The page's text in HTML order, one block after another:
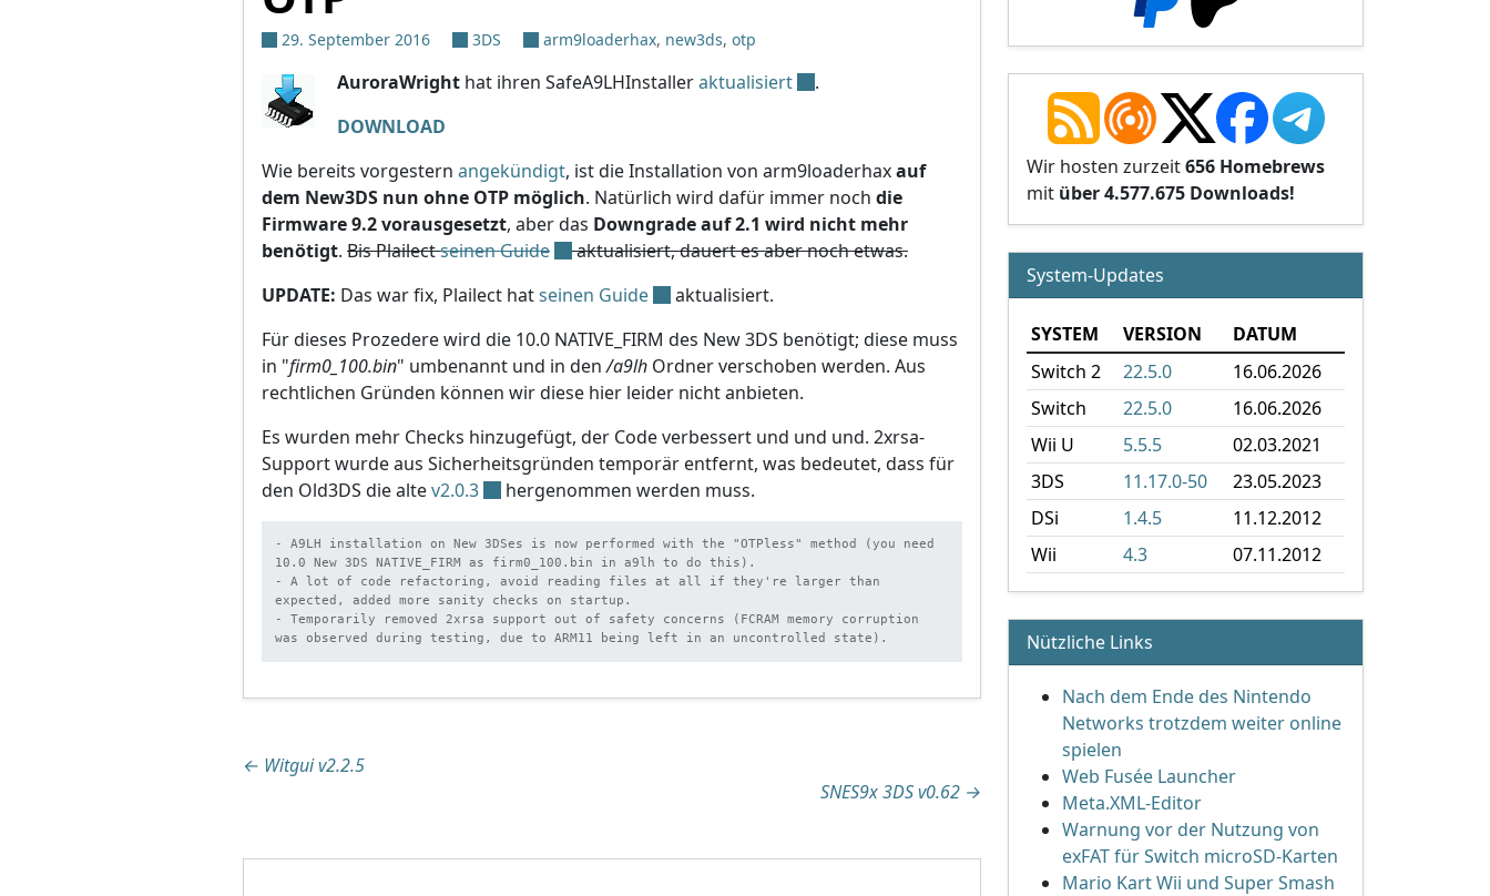
29. September 2016 3DS arm9loaderhax, new3ds, otp
AuroraWright hat ihren SafeA9LHInstalleraktualisiert
.
DOWNLOAD
Wie bereits vorgestern angekündigt, ist die Installation von arm9loaderhaxauf
dem New3DS nun ohne OTP möglich. Natürlich wird dafür immer noch die
Firmware 9.2 vorausgesetzt, aber das Downgrade auf 2.1 wird nicht mehr
benötigt. Bis Plailectseinen Guide
aktualisiert, dauert es aber noch etwas.
UPDATE: Das war fix, Plailect hatseinen Guide
aktualisiert.
Für dieses Prozedere wird die 10.0 NATIVE_FIRM des New 3DS benötigt; diese muss
in "firm0_100.bin" umbenannt und in den/a9lh Ordner verschoben werden. Aus
rechtlichen Gründen können wir diese hier leider nicht anbieten.
Es wurden mehr Checks hinzugefügt, der Code verbessert und und und. 2xrsa-
Support wurde aus Sicherheitsgründen temporär entfernt, was bedeutet, dass für
den Old3DS die altev2.0.3 hergenommen werden muss.
- A9LH installation on New 3DSes is now performed with the "OTPless" method (you need
10.0 New 3DS NATIVE_FIRM as firm0_100.bin in a9lh to do this).
- A lot of code refactoring, avoid reading files at all if they're larger than
expected, added more sanity checks on startup.
- Temporarily removed 2xrsa support out of safety concerns (FCRAM memory corruption
was observed during testing, due to ARM11 being left in an uncontrolled state).
Beitragsnavigation
← Witgui v2.2.5
SNES9x 3DS v0.62 →
Wir hosten zurzeit656 Homebrews
mit über 4.577.675 Downloads!
System-Updates
SYSTEM VERSION
DATUM
Switch 2
22.5.0
16.06.2026
Switch
22.5.0
16.06.2026
Wii U
5.5.5
02.03.2021
3DS
11.17.0-50
23.05.2023
DSi
1.4.5
11.12.2012
Wii
4.3 07.11.2012
Nützliche Links
Nach dem Ende des Nintendo
Networks trotzdem weiter online
spielen
Web Fusée Launcher
Meta.XML-Editor
Warnung vor der Nutzung von
exFAT für Switch microSD-Karten
Mario Kart Wii und Super Smash